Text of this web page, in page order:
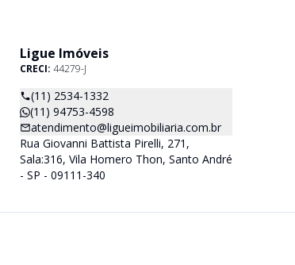
Ligue Imóveis
CRECI: 44279-J
(11) 2534-1332
(11) 94753-4598
atendimento@ligueimobiliaria.com.br
Rua Giovanni Battista Pirelli, 271,
Sala:316, Vila Homero Thon, Santo André
- SP - 09111-340